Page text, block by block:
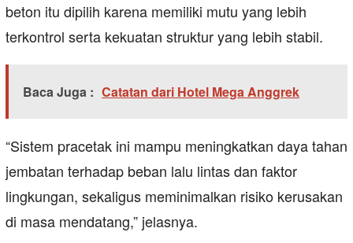
beton itu dipilih karena memiliki mutu yang lebih
terkontrol serta kekuatan struktur yang lebih stabil.
Baca Juga : Catatan dari Hotel Mega Anggrek
“Sistem pracetak ini mampu meningkatkan daya tahan
jembatan terhadap beban lalu lintas dan faktor
lingkungan, sekaligus meminimalkan risiko kerusakan
di masa mendatang,” jelasnya.